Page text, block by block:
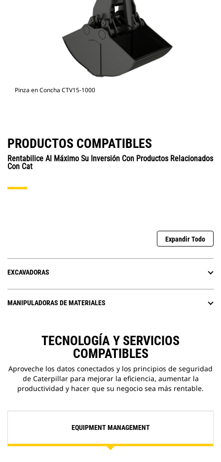
Pinza en Concha CTV15-1000
PRODUCTOS COMPATIBLES
Rentabilice Al Máximo Su Inversión Con Productos Relacionados
Con Cat
Expandir Todo
EXCAVADORAS
MANIPULADORAS DE MATERIALES
TECNOLOGÍA Y SERVICIOS
COMPATIBLES
Aproveche los datos conectados y los principios de seguridad
de Caterpillar para mejorar la eficiencia, aumentar la
productividad y hacer que su negocio sea más rentable.
EQUIPMENT MANAGEMENT